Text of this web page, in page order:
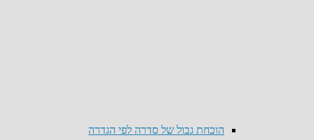
הוכחת גבול של סדרה לפי הגדרה